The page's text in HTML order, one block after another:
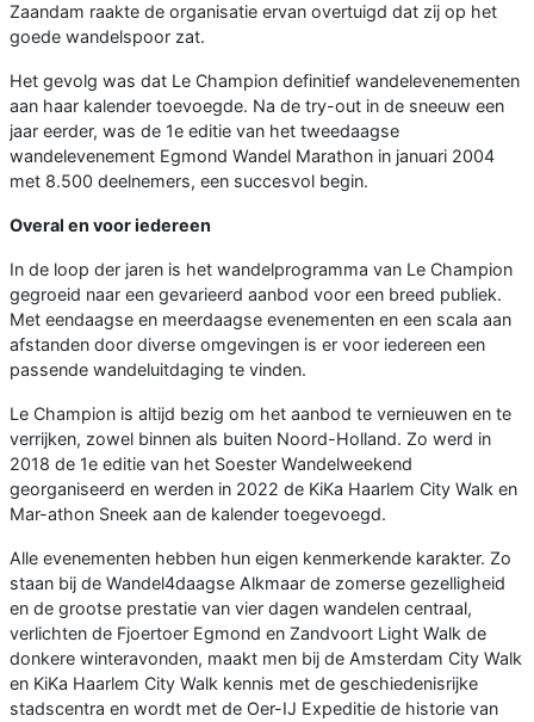
Zaandam raakte de organisatie ervan overtuigd dat zij op het
goede wandelspoor zat.
Het gevolg was dat Le Champion definitief wandelevenementen
aan haar kalender toevoegde. Na de try-out in de sneeuw een
jaar eerder, was de 1e editie van het tweedaagse
wandelevenement Egmond Wandel Marathon in januari 2004
met 8.500 deelnemers, een succesvol begin.
Overal en voor iedereen
In de loop der jaren is het wandelprogramma van Le Champion
gegroeid naar een gevarieerd aanbod voor een breed publiek.
Met eendaagse en meerdaagse evenementen en een scala aan
afstanden door diverse omgevingen is er voor iedereen een
passende wandeluitdaging te vinden.
Le Champion is altijd bezig om het aanbod te vernieuwen en te
verrijken, zowel binnen als buiten Noord-Holland. Zo werd in
2018 de 1e editie van het Soester Wandelweekend
georganiseerd en werden in 2022 de KiKa Haarlem City Walk en
Mar-athon Sneek aan de kalender toegevoegd.
Alle evenementen hebben hun eigen kenmerkende karakter. Zo
staan bij de Wandel4daagse Alkmaar de zomerse gezelligheid
en de grootse prestatie van vier dagen wandelen centraal,
verlichten de Fjoertoer Egmond en Zandvoort Light Walk de
donkere winteravonden, maakt men bij de Amsterdam City Walk
en KiKa Haarlem City Walk kennis met de geschiedenisrijke
stadscentra en wordt met de Oer-IJ Expeditie de historie van